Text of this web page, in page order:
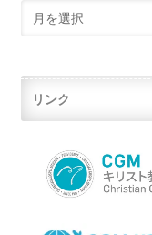
リンク